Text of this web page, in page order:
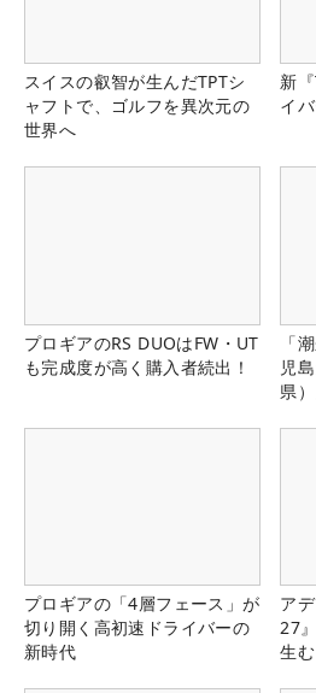
スイスの叡智が生んだTPTシ
ャフトで、ゴルフを異次元の
世界へ
新
イ
プロギアのRS DUOはFW・UT
も完成度が高く購入者続出！
「
児
県
プロギアの「4層フェース」が
切り開く高初速ドライバーの
新時代
ア
27
生む